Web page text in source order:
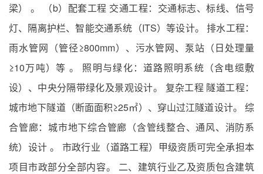
梁） 。 （b）配套工程 交通工程：交通标志、标线、信号
灯、隔离护栏、智能交通系统（ITS）等设计。 排水工程：
雨水管网（管径≥800mm）、污水管网、泵站（日处理量
≥10万吨）等 。 照明与绿化：道路照明系统（含电缆敷
设）、中央分隔带绿化及景观设计。 复杂工程 隧道工程：
城市地下隧道（断面面积≥25㎡）、穿山过江隧道设计。 综
合管廊：城市地下综合管廊（含管线整合、通风、消防系
统）设计 。 市政行业（道路工程）甲级资质可完全承担本
项目市政部分全部内容。 二、建筑行业乙及资质包含建筑